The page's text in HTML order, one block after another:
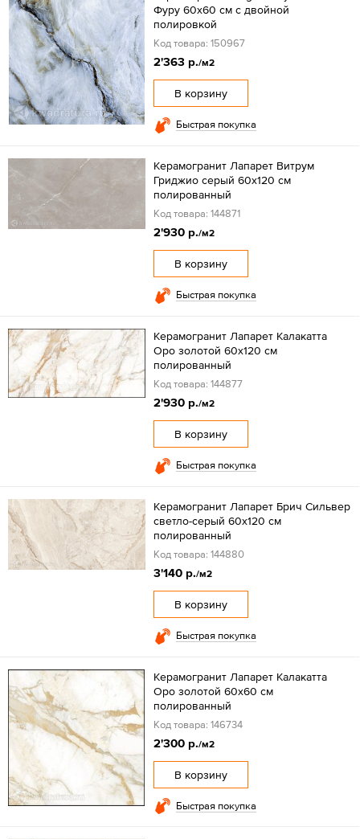
Фуру 60х60 см с двойной
полировкой
Код товара: 150967
2'363 р./м2
В корзину
Быстрая покупка
Керамогранит Лапарет Витрум
Гриджио серый 60x120 см
полированный
Код товара: 144871
2'930 р./м2
В корзину
Быстрая покупка
Керамогранит Лапарет Калакатта
Оро золотой 60x120 см
полированный
Код товара: 144877
2'930 р./м2
В корзину
Быстрая покупка
Керамогранит Лапарет Брич Сильвер
светло-серый 60x120 см
полированный
Код товара: 144880
3'140 р./м2
В корзину
Быстрая покупка
Керамогранит Лапарет Калакатта
Оро золотой 60x60 см
полированный
Код товара: 146734
2'300 р./м2
В корзину
Быстрая покупка